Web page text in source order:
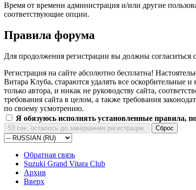
Время от времени администрация и/или другие
соответствующие опции.
Правила форума
Для продолжения регистрации вы должны
Регистрация на сайте абсолютно бесплатна!
Витара Клуба, стараются удалять все оскорбительные
только автора, и никак не руководству сайта,
требования сайта в целом, а также требования
по своему усмотрению.
Я обязуюсь исполнять установленные правила,
Обратная связь
Suzuki Grand Vitara Club
Архив
Вверх